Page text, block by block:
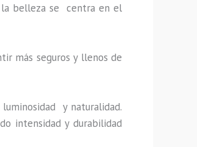
la belleza se centra en el
más seguros y llenos de
y naturalidad.
intensidad y durabilidad